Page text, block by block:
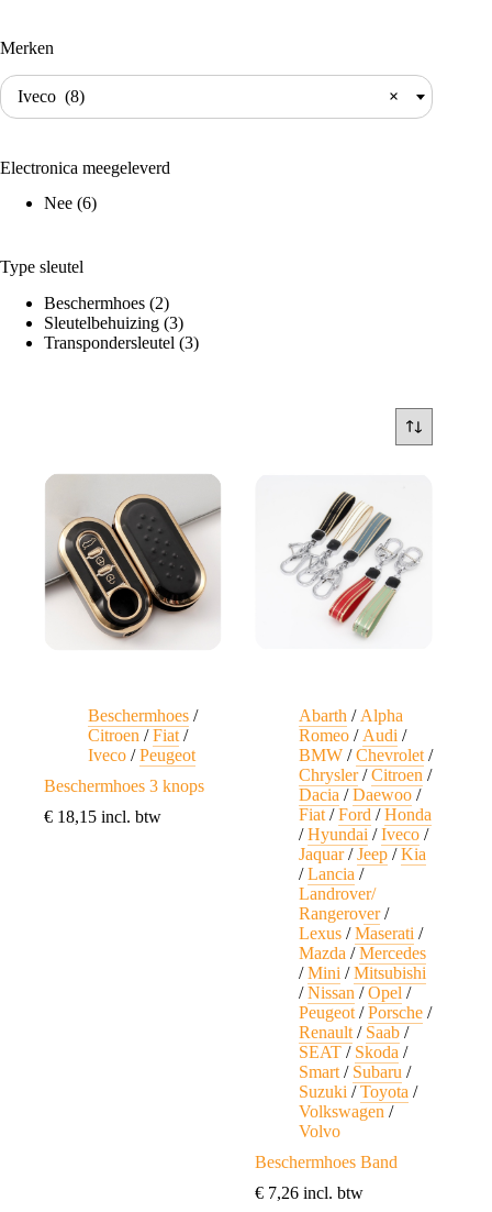
Beschermhoes /
Citroen /Fiat /
Iveco /Peugeot
Beschermhoes 3 knops
€ 18,15 incl. btw
Abarth / Alpha
Romeo / Audi /
BMW /Chevrolet /
Chrysler/Citroen /
Dacia /Daewoo /
Fiat /Ford /Honda
/Hyundai /Iveco /
Jaquar/Jeep /Kia
/Lancia /
Landrover/
Rangerover/
Lexus /Maserati /
Mazda /Mercedes
/Mini /Mitsubishi
/Nissan /Opel /
Peugeot /Porsche /
Renault / Saab /
SEAT / Skoda /
Smart / Subaru /
Suzuki /Toyota /
Volkswagen /
Volvo
Beschermhoes Band
€ 7,26 incl. btw
Merken
×
Iveco (8)
Electronica meegeleverd
Nee (6)
Type sleutel
Beschermhoes (2)
Sleutelbehuizing (3)
Transpondersleutel (3)